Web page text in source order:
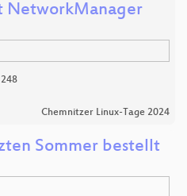
NetworkManager
248
Chemnitzer Linux-Tage 2024
Sommer bestellt